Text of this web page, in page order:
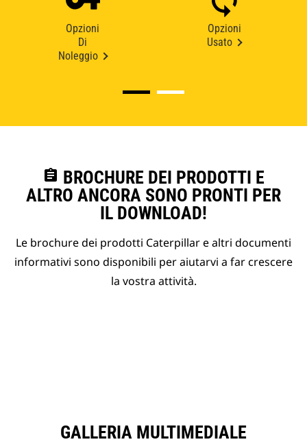
Opzioni
Di
Noleggio
Opzioni
Usato
assignment BROCHURE DEI PRODOTTI E
ALTRO ANCORA SONO PRONTI PER
IL DOWNLOAD!
Le brochure dei prodotti Caterpillar e altri documenti
informativi sono disponibili per aiutarvi a far crescere
la vostra attività.
GALLERIA MULTIMEDIALE